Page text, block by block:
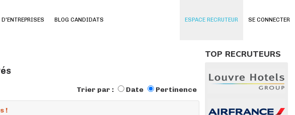
SE CONNECTER
BLOG CANDIDATS ESPACE RECRUTEUR
Trier par : Date Pertinence
!
TOP RECRUTEURS